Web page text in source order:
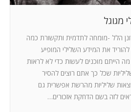
מגוגל
רונן הלל -מומחה לתדמית ותקשורת כמה
את המידע השלילי המופיע
הייתם מוכנים לעשות כדי לא לראות
שכל כך אתם רוצים להסיר
שליליות מהרשת אפשרית גם
לזה בשם הדחקת אזכורים…